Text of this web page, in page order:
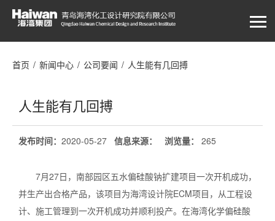
首页 / 新闻中心 / 公司要闻 / 人生能有几回搏
人生能有几回搏
发布时间： 2020-05-27 信息来源： 浏览量： 265
7月27日，南部园区五水偏硅酸钠扩建项目一次开机成功，
并生产出合格产品，该项目为海湾设计院ECM项目，从工程设
计、施工管理到一次开机成功并顺利投产。在海湾化学偏硅酸